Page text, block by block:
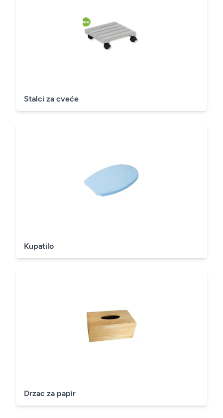
Stalci za cveće
Kupatilo
Drzac za papir